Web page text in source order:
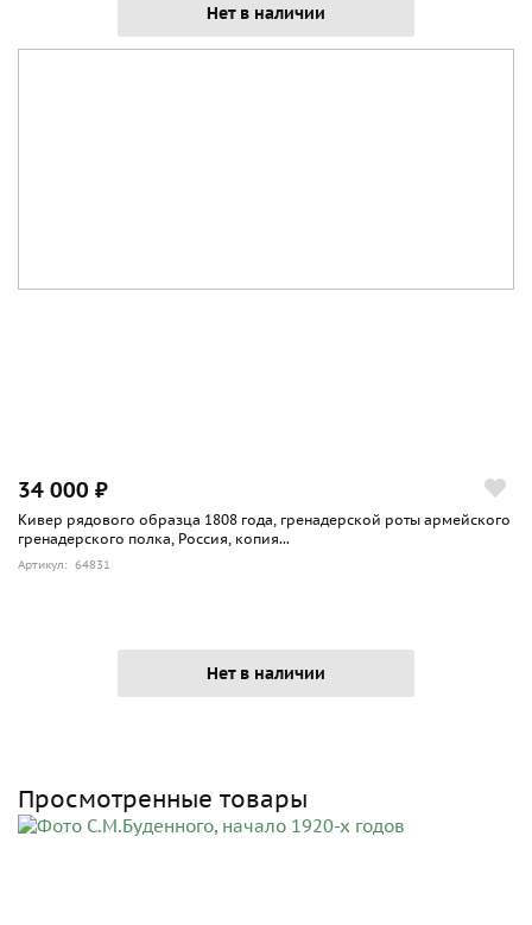
Нет в наличии
34 000 ₽
Кивер рядового образца 1808 года, гренадерской роты армейского
гренадерского полка, Россия, копия...
Артикул: 64831
Нет в наличии
Просмотренные товары